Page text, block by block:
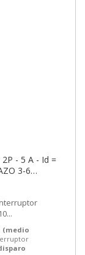
- 5 A - Id =
3-6
(medio